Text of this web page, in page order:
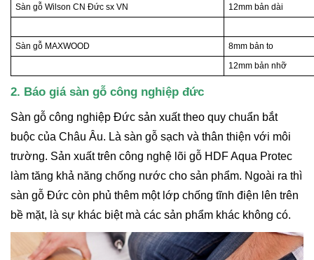
Sàn gỗ Wilson CN Đức sx VN 12mm bản dài
Sàn gỗ MAXWOOD
8mm bản to
12mm bản nhỡ
2. Báo giá sàn gỗ công nghiệp đức
Sàn gỗ công nghiệp Đức sản xuất theo quy chuẩn bắt
buộc của Châu Âu. Là sàn gỗ sạch và thân thiện với môi
trường. Sản xuất trên công nghệ lõi gỗ HDF Aqua Protec
làm tăng khả năng chống nước cho sản phẩm. Ngoài ra thì
sàn gỗ Đức còn phủ thêm một lớp chống tĩnh điện lên trên
bề mặt, là sự khác biệt mà các sản phẩm khác không có.